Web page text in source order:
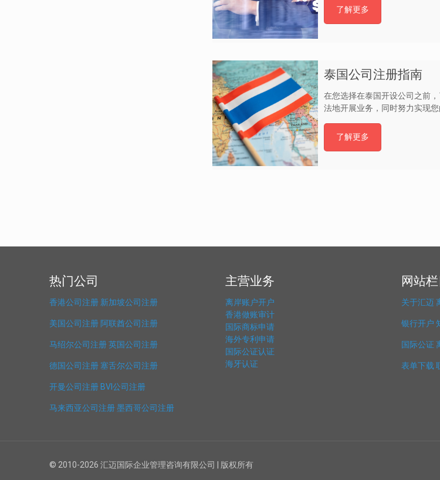
了解更多
泰国公司注册指南
在您选择在泰国开设公司之前
法地开展业务，同时努力实现
了解更多
热门公司
香港公司注册 新加坡公司注册
美国公司注册 阿联酋公司注册
马绍尔公司注册英国公司注册
德国公司注册塞舌尔公司注册
开曼公司注册 BVI公司注册
马来西亚公司注册墨西哥公司注册
主营业务
离岸账户开户
香港做账审计
国际商标申请
海外专利申请
国际公证认证
海牙认证
网站栏
关于汇迈
银行开户
国际公证
表单下载
© 2010-2026 汇迈国际企业管理咨询有限公司 | 版权所有